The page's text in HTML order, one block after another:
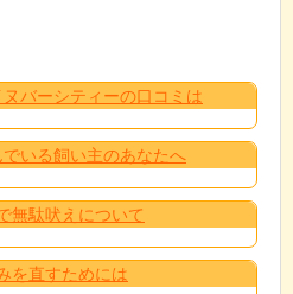
バーシティーの口コミは
いる飼い主のあなたへ
無駄吠えについて
を直すためには